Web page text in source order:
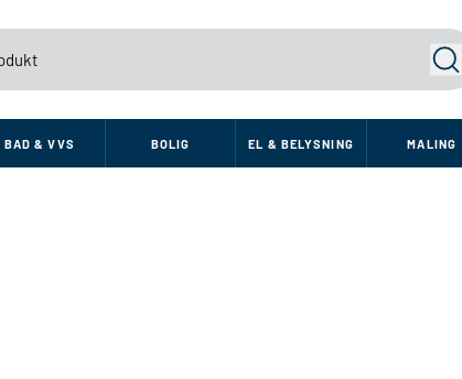
BAD & VVS BOLIG EL & BELYSNING MALING